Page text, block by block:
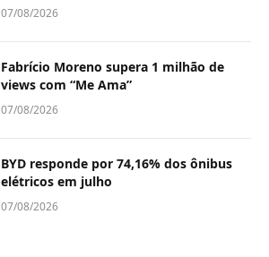
07/08/2026
Fabrício Moreno supera 1 milhão de
views com “Me Ama”
07/08/2026
BYD responde por 74,16% dos ônibus
elétricos em julho
07/08/2026